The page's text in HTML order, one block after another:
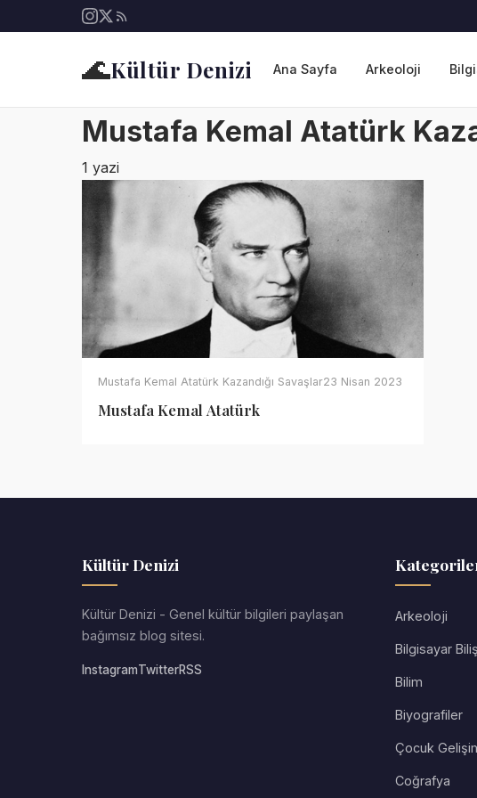
🌊Kültür Denizi Ana Sayfa Arkeoloji
Mustafa Kemal Atatürk
1 yazi
Mustafa Kemal Atatürk Kazandığı Savaşlar23 Nisan 2023
Mustafa Kemal Atatürk
Kültür Denizi
Kültür Denizi - Genel kültür bilgileri paylaşan
bağımsız blog sitesi.
InstagramTwitterRSS
Arkeoloji
Bilgisayar
Bilim
Biyografiler
Çocuk
Coğrafya